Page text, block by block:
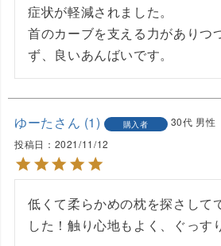
症状が軽減されました。
首のカーブを支える力がありつ
ず、良いあんばいです。
ゆーた 1 購入者 30代 男性
投稿日
2021/11/12
低くて柔らかめの枕を探さして
した！触り心地もよく、ぐっす